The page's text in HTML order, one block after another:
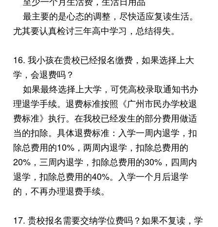
最主要的是心态的调整，尽快适应复读生活。
尤其要认真检讨三年高中学习，总结得失。
16. 我小孩在贵校已经报名缴费，如果选择上大
学，会退费吗？
如果最终选择上大学，可凭高校录取通知书办
理退学手续。退费标准按照《广州市民办学校退
费标准》执行。在我校已经发生的部分费用做适
当的扣除。具体退费标准：入学一周内退学，扣
除总费用的10%，两周内退学，扣除总费用的
20%，三周内退学，扣除总费用的30%，四周内
退学，扣除总费用的40%。入学一个月后退学
的，不再办理退费手续。
17. 贵校报名需要交纳学位费吗？如果不复读，学